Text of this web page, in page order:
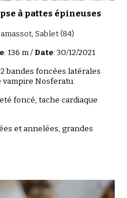
à pattes épineuses
Sablet(84)
:136 m / Date:30/12/2021
bandes foncées latérales
Nosferatu.
foncé, tache cardiaque
et annelées, grandes